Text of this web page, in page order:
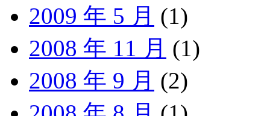
2009 年 5 月 (1)
2008 年 11 月 (1)
2008 年 9 月 (2)